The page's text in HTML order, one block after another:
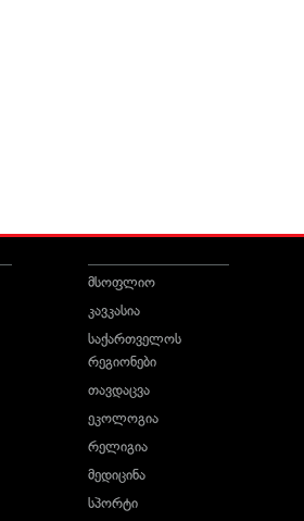
მსოფლიო
კავკასია
საქართველოს
რეგიონები
თავდაცვა
ეკოლოგია
რელიგია
მედიცინა
სპორტი